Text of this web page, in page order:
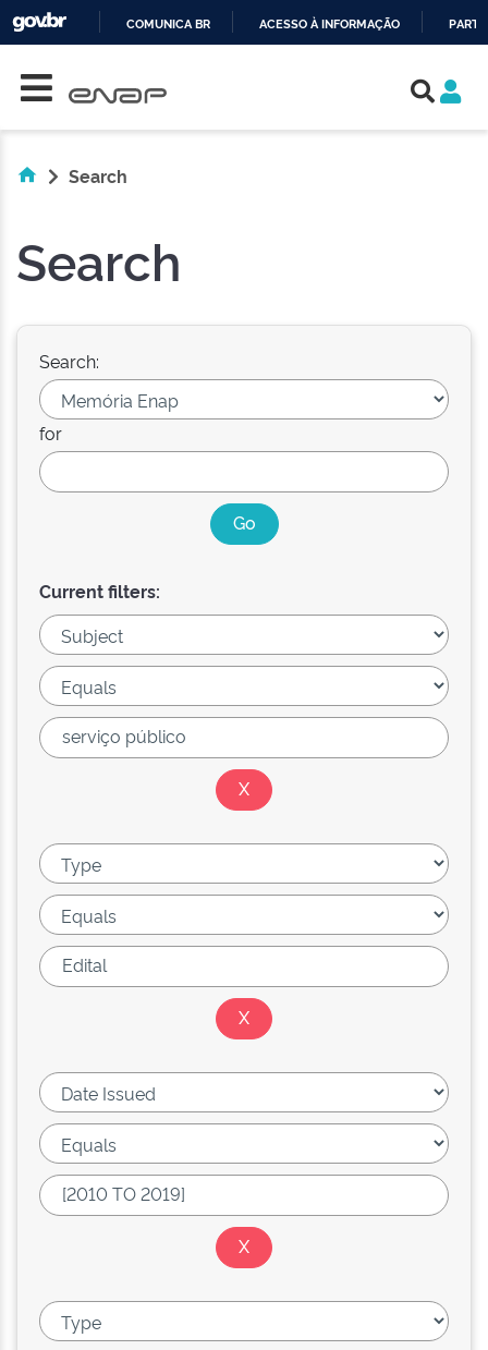
COMUNICA BR ACESSO À INFORMAÇÃO
Search
Search
Search:
for
Current filters: